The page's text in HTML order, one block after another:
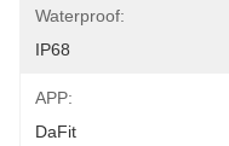
Waterproof:
IP68
APP:
DaFit